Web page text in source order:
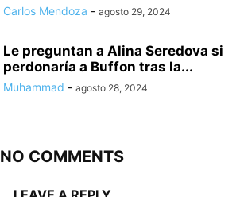
Carlos Mendoza - agosto 29, 2024
Le preguntan a Alina Seredova si
perdonaría a Buffon tras la...
Muhammad - agosto 28, 2024
NO COMMENTS